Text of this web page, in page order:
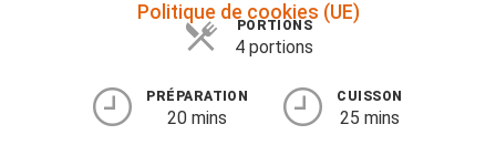
Politique de cookies (UE)
PORTIONS
4 portions
PRÉPARATION
20 mins
CUISSON
25 mins